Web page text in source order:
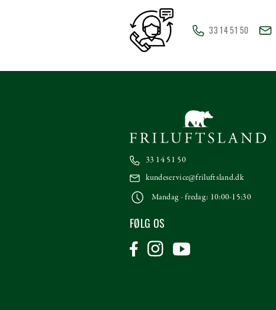
33 14 51 50
33 14 51 50
kundeservice@friluftsland.dk
Mandag - fredag: 10:00-15:30
FØLG OS